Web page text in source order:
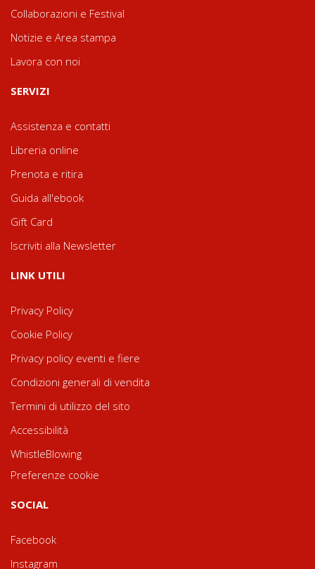
Collaborazioni e Festival
Notizie e Area stampa
Lavora con noi
SERVIZI
Assistenza e contatti
Libreria online
Prenota e ritira
Guida all'ebook
Gift Card
Iscriviti alla Newsletter
LINK UTILI
Privacy Policy
Cookie Policy
Privacy policy eventi e fiere
Condizioni generali di vendita
Termini di utilizzo del sito
Accessibilità
WhistleBlowing
Preferenze cookie
SOCIAL
Facebook
Instagram